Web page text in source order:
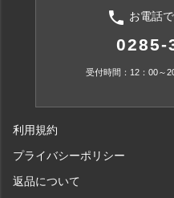
phone お電話
0285-
受付時間：12：00～
利用規約
プライバシーポリシー
返品について